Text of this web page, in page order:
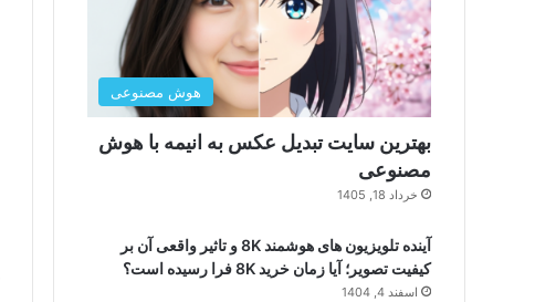
هوش مصنوعی
بهترین سایت تبدیل عکس به انیمه با هوش
مصنوعی
خرداد 18, 1405
آینده تلویزیون های هوشمند 8K و تاثیر واقعی آن بر
کیفیت تصویر؛ آیا زمان خرید 8K فرا رسیده است؟
اسفند 4, 1404